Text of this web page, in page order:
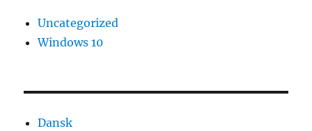
Uncategorized
Windows 10
Dansk